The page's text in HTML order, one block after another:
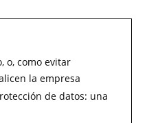
o, como evitar
la empresa
de datos: una